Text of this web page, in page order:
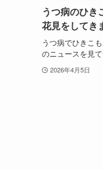
うつ病のひき
花見をしてき
うつ病でひきこ
のニュースを見
2026年4月5日